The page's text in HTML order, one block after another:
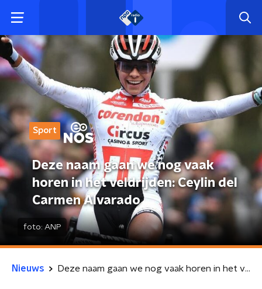
Sport
Deze naam gaan we nog vaak
horen in het veldrijden: Ceylin del
Carmen Alvarado
foto: ANP
Nieuws Deze naam gaan we nog vaak horen in het veldrijden: Ceylin del Carmen Alvarado